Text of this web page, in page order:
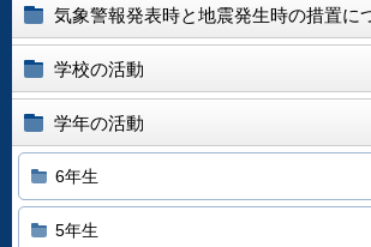
気象警報発表時と地震発生時の措置に
学校の活動
学年の活動
6年生
5年生